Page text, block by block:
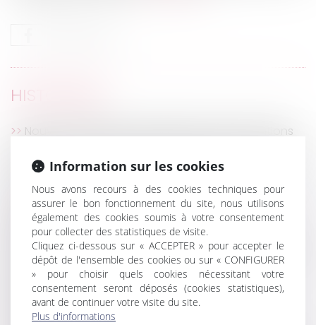
HISTORIQUE
Nouveau dispositif d’exonération des cotisations
l’URSSAF
une succession
Brèves précisions sur la responsabilité des
architectes
Entreprises familiales : c'est le bon moment pour la
transmission
Logement squatté : quels recours pour les
propriétaires ?
Un logement vendu avant le divorce n’est pas
Information sur les cookies
Nous avons recours à des cookies techniques pour
assurer le bon fonctionnement du site, nous utilisons
également des cookies soumis à votre consentement
pour collecter des statistiques de visite.
Cliquez ci-dessous sur « ACCEPTER » pour accepter le
dépôt de l'ensemble des cookies ou sur « CONFIGURER
» pour choisir quels cookies nécessitant votre
consentement seront déposés (cookies statistiques),
avant de continuer votre visite du site.
Plus d'informations